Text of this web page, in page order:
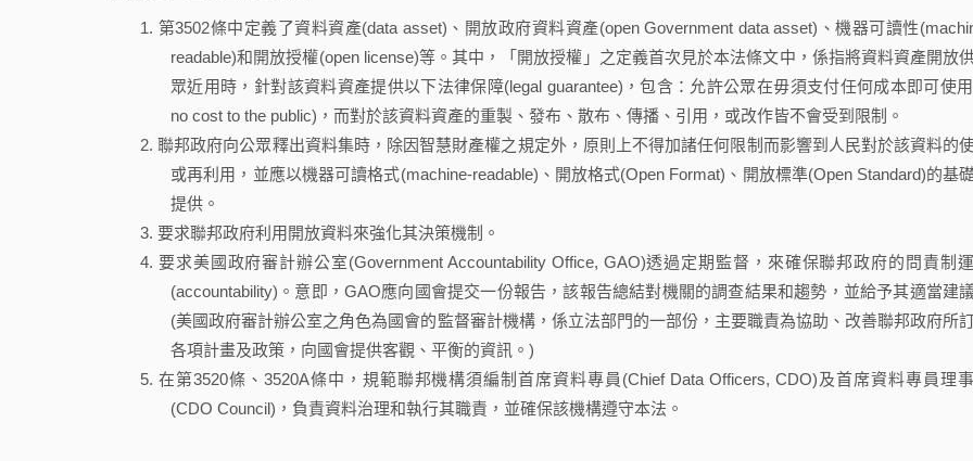
第3502條中定義了資料資產(data asset)、開放政府資料資產(open Government data asset)、機器可讀性
readable)和開放授權(open license)等。其中，「開放授權」之定義首次見於本法條文中，係指將資料資產開放
眾近用時，針對該資料資產提供以下法律保障(legal guarantee)，包含：允許公眾在毋須支付任何成本即可使
no cost to the public)，而對於該資料資產的重製、發布、散布、傳播、引用，或改作皆不會受到限制。
聯邦政府向公眾釋出資料集時，除因智慧財產權之規定外，原則上不得加諸任何限制而影響到人民對於該資料的
或再利用，並應以機器可讀格式(machine-readable)、開放格式(Open Format)、開放標準(Open Standard)的基
提供。
要求聯邦政府利用開放資料來強化其決策機制。
要求美國政府審計辦公室(Government Accountability Office, GAO)透過定期監督，來確保聯邦政府的問責制
(accountability)。意即，GAO應向國會提交一份報告，該報告總結對機關的調查結果和趨勢，並給予其適當建
(美國政府審計辦公室之角色為國會的監督審計機構，係立法部門的一部份，主要職責為協助、改善聯邦政府所
各項計畫及政策，向國會提供客觀、平衡的資訊。)
在第3520條、3520A條中，規範聯邦機構須編制首席資料專員(Chief Data Officers, CDO)及首席資料專員理
(CDO Council)，負責資料治理和執行其職責，並確保該機構遵守本法。